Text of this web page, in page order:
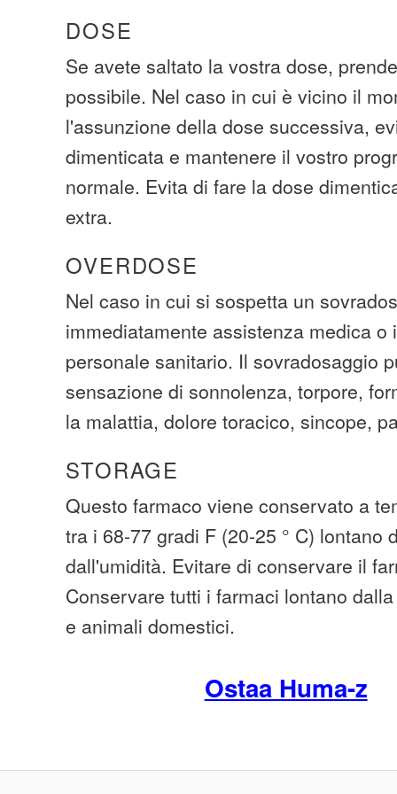
DOSE
Se avete saltato la vostra dose,
possibile. Nel caso in cui è vicino il
l'assunzione della dose successiva,
dimenticata e mantenere il vostro
normale. Evita di fare la dose
extra.
OVERDOSE
Nel caso in cui si sospetta un
immediatamente assistenza medica o
personale sanitario. Il sovradosaggio
sensazione di sonnolenza, torpore,
la malattia, dolore toracico, sincope,
STORAGE
Questo farmaco viene conservato a
tra i 68-77 gradi F (20-25 ° C) lontano
dall'umidità. Evitare di conservare il
Conservare tutti i farmaci lontano
e animali domestici.
Ostaa Huma-z